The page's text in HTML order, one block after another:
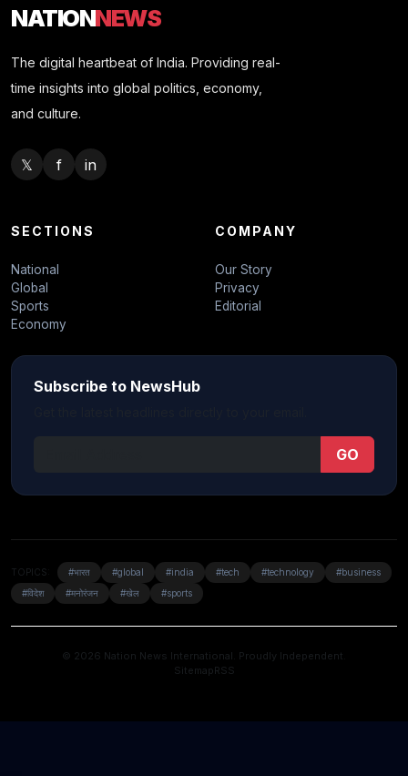
NATIONNEWS
The digital heartbeat of India. Providing real-
time insights into global politics, economy,
and culture.
𝕏 f in
SECTIONS
National
Global
Sports
Economy
COMPANY
Our Story
Privacy
Editorial
Subscribe to NewsHub
GO
TOPICS: #भारत #global #india #tech #technology
#business
#विदेश
#मनोरंजन #खेल #sports
© 2026 Nation News International. Proudly Independent.
SitemapRSS